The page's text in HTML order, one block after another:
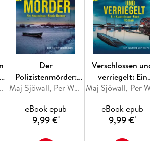
Wahlöö
Der
Polizistenmörder:
Ein Kommissar-Beck-
Maj Sjöwall, Per Wahlöö
eBook epub
9,99 €*
Verschlossen und
verriegelt: Ein
Kommissar-Beck-
eBook epub
9,99 €*